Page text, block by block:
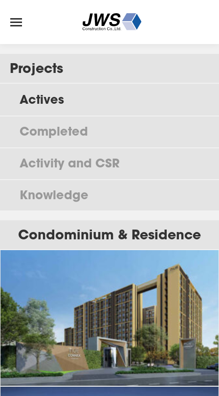
Projects
Actives
Completed
Activity and CSR
Knowledge
Condominium & Residence
Nue Connex Condo Donmueang